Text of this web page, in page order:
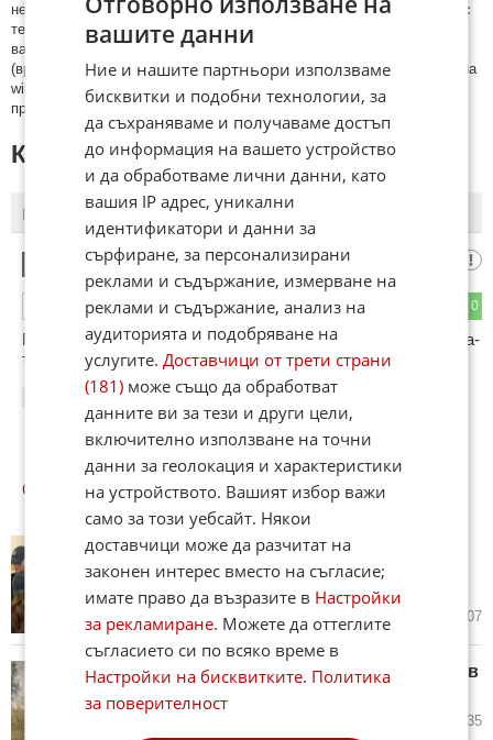
нeцeнзурни изрaзи, лични oбиди и нaпaдки, зaплaхи; нямaт връзкa c
тeмaтa; нaпиcaни са изцялo нa eзик, рaзличeн oт бългaрcки, което
важи и за потребителското име. Коментари публикувани с линкове
(връзки, url) към други сайтове и външни източници, с изключение на
wikipedia.org, mobile.bg, imot.bg, zaplata.bg, bazar.bg ще бъдат
премахнати.
КОМЕНТАРИ КЪМ СТАТИЯТА
ПОСЛЕДНИ
diadkata
0
ОТГОВОР
Пак магариите на Позитано 20. Също като миналата година-
трябва да се нагнетява постянно напрежение.
10.02.2013
ОЩЕ НОВИНИ ОТ КРИМИ
Убийството на Младежкия хълм
в Пловдив: Зловещи
подробности
днес в 05:23 ч. 3 607
Петима от групата за фентанил в
1 135
вашите данни
Ние и нашите партньори използваме
бисквитки и подобни технологии, за
да съхраняваме и получаваме достъп
до информация на вашето устройство
и да обработваме лични данни, като
вашия IP адрес, уникални
идентификатори и данни за
сърфиране, за персонализирани
реклами и съдържание, измерване на
реклами и съдържание, анализ на
аудиторията и подобряване на
услугите.Доставчици от трети страни
(181) може също да обработват
данните ви за тези и други цели,
включително използване на точни
данни за геолокация и характеристики
на устройството. Вашият избор важи
само за този уебсайт. Някои
доставчици може да разчитат на
законен интерес вместо на съгласие;
имате право да възразите в Настройки
за рекламиране. Можете да оттеглите
съгласието си по всяко време в
Настройки на бисквитките. Политика
за поверителност